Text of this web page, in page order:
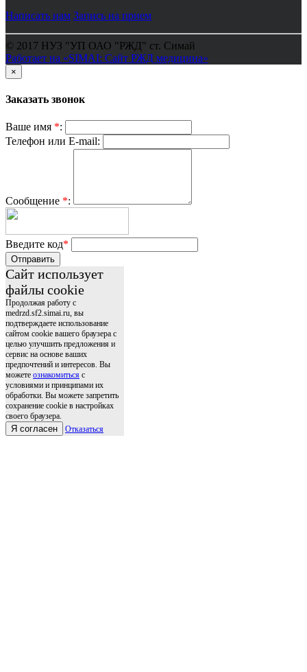
Написать нам Запись на прием
© 2017 НУЗ "УП ОАО "РЖД" ст. Симай
Работает на «SIMAI: Сайт РЖД медицина»
×
Заказать звонок
Ваше имя *:
Телефон или E-mail:
Сообщение *:
Введите код*
Отправить
Сайт использует
файлы cookie
Продолжая работу с
medrzd.sf2.simai.ru, вы
подтверждаете использование
сайтом cookie вашего браузера с
целью улучшить предложения и
сервис на основе ваших
предпочтений и интересов. Вы
можете ознакомиться с
условиями и принципами их
обработки. Вы можете запретить
сохранение cookie в настройках
своего браузера.
Я согласен Отказаться